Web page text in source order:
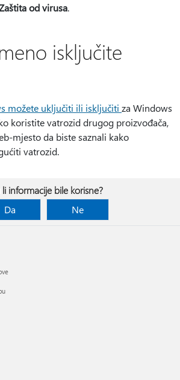
od virusa.
isključite
možete uključiti ili isključiti za Windows
koristite vatrozid drugog proizvođača,
mjesto da biste saznali kako
vatrozid.
li informacije bile korisne?
Da
Ne